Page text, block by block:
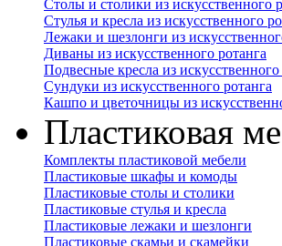
Столы и столики из искусственного
Стулья и кресла из искусственного
Лежаки и шезлонги из
Диваны из искусственного ротанга
Подвесные кресла из искусственного
Сундуки из искусственного ротанга
Кашпо и цветочницы из
Пластиковая
Комплекты пластиковой мебели
Пластиковые шкафы и комоды
Пластиковые столы и столики
Пластиковые стулья и кресла
Пластиковые лежаки и шезлонги
Пластиковые скамьи и скамейки